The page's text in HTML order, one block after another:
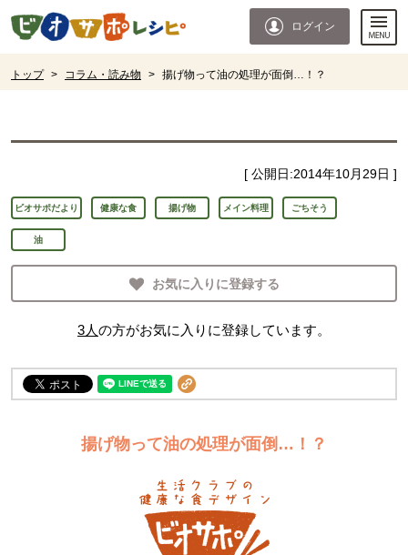
ページの先頭です。
ログイン
トップ > コラム・読み物 > 揚げ物って油の処理が面倒…！？
[ 公開日:2014年10月29日 ]
ビオサポだより 健康な食 揚げ物 メイン料理 ごちそう
油
お気に入りに登録する
3人の方がお気に入りに登録しています。
揚げ物って油の処理が面倒…！？